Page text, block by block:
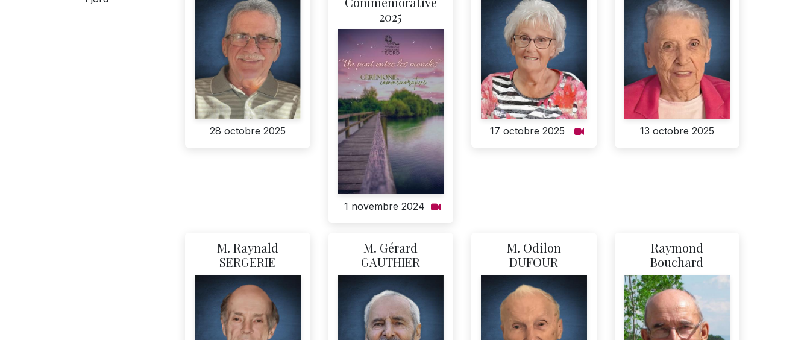
28 octobre 2025
2025
1 novembre 2024
17 octobre 2025 13 octobre 2025
M. Raynald
SERGERIE
M. Gérard
GAUTHIER
M. Odilon
DUFOUR
Raymond
Bouchard